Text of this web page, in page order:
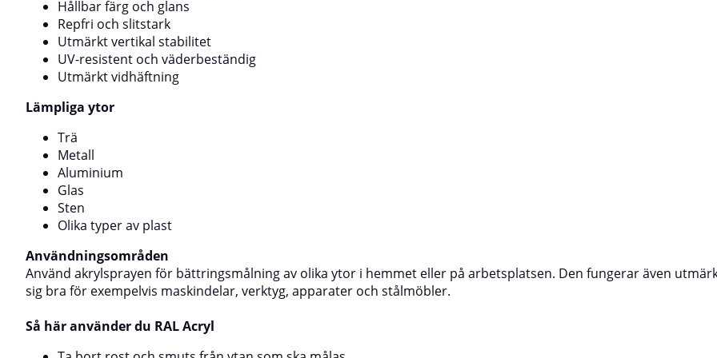
ytterligare ett tunt lager vid behov.Skarpa kulörer
kan behöva appliceras i flera skikt för att uppnå full
täckförmåga.Produkten ger ett halvblankt resultat
med cirka 40-glans.Under applicering och torktid ska
luftens, ytans och produktens temperatur vara över
+10 °C.Angivna torktider gäller vid minst +21
°C.Förvaring: Förvaras frostfritt.⚠️ OBS: Färgen som
kulören.
Hållbar färg och glans
Repfri och slitstark
Utmärkt vertikal stabilitet
UV-resistent och väderbeständig
Utmärkt vidhäftning
Lämpliga ytor
Trä
Metall
Aluminium
Glas
Sten
Olika typer av plast
Användningsområden
Använd akrylsprayen för bättringsmålning av olika ytor i hemmet eller på arbetsplatsen. Den fungerar även
sig bra för exempelvis maskindelar, verktyg, apparater och stålmöbler.
Så här använder du RAL Acryl